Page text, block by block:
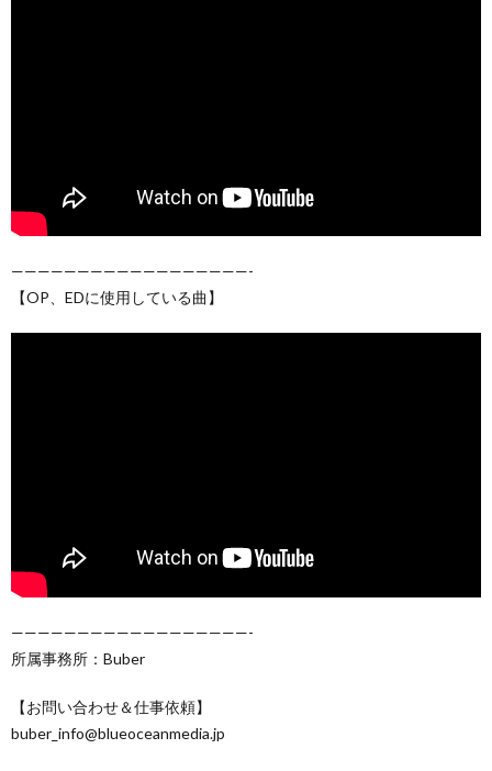
——————————————————-
【OP、EDに使用している曲】
——————————————————-
所属事務所：Buber
【お問い合わせ＆仕事依頼】
buber_info@blueoceanmedia.jp